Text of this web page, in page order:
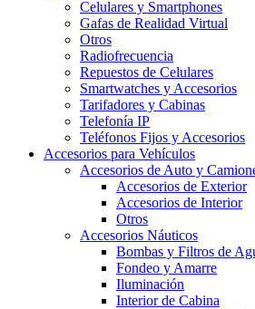
Celulares y Smartphones
Gafas de Realidad Virtual
Otros
Radiofrecuencia
Repuestos de Celulares
Smartwatches y Accesorios
Tarifadores y Cabinas
Telefonía IP
Teléfonos Fijos y Accesorios
Accesorios para Vehículos
Accesorios de Auto y
Accesorios de Exterior
Accesorios de Interior
Otros
Accesorios Náuticos
Bombas y Filtros de
Fondeo y Amarre
Iluminación
Interior de Cabina